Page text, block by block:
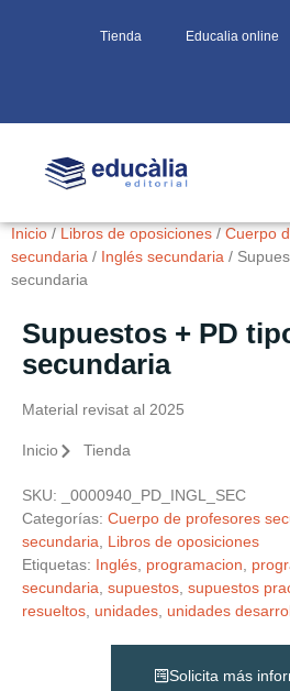
Tienda Educalia online
Inicio/Libros de oposiciones/Cuerpo
secundaria / Inglés secundaria /
secundaria
Supuestos + PD
secundaria
Material revisat al 2025
Inicio Tienda
SKU:
_0000940_PD_INGL_SEC
Categorías: Cuerpo de profesores
secundaria
Libros de oposiciones
Etiquetas: Inglés programacion
secundaria supuestos supuestos
resueltos unidades unidades
Solicita más